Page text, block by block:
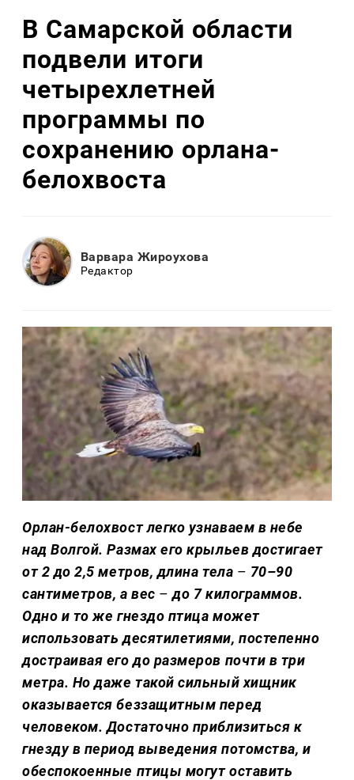
В Самарской области
подвели итоги
четырехлетней
программы по
сохранению орлана-
белохвоста
Варвара Жироухова
Редактор
Орлан-белохвост легко узнаваем в небе
над Волгой. Размах его крыльев достигает
от 2 до 2,5 метров, длина тела – 70–90
сантиметров, а вес – до 7 килограммов.
Одно и то же гнездо птица может
использовать десятилетиями, постепенно
достраивая его до размеров почти в три
метра. Но даже такой сильный хищник
оказывается беззащитным перед
человеком. Достаточно приблизиться к
гнезду в период выведения потомства, и
обеспокоенные птицы могут оставить